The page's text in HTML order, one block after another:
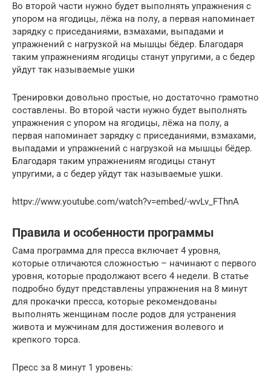
Во второй части нужно будет выполнять упражнения с
упором на ягодицы, лёжа на полу, а первая напоминает
зарядку с приседаниями, взмахами, выпадами и
упражнений с нагрузкой на мышцы бёдер. Благодаря
таким упражнениям ягодицы станут упругими, а с бедер
уйдут так называемые ушки
Тренировки довольно простые, но достаточно грамотно
составлены. Во второй части нужно будет выполнять
упражнения с упором на ягодицы, лёжа на полу, а
первая напоминает зарядку с приседаниями, взмахами,
выпадами и упражнений с нагрузкой на мышцы бёдер.
Благодаря таким упражнениям ягодицы станут
упругими, а с бедер уйдут так называемые ушки.
httpv://www.youtube.com/watch?v=embed/-wvLv_FThnA
Правила и особенности программы
Сама программа для пресса включает 4 уровня,
которые отличаются сложностью – начинают с первого
уровня, которые продолжают всего 4 недели. В статье
подробно будут представлены упражнения на 8 минут
для прокачки пресса, которые рекомендованы
выполнять женщинам после родов для устранения
живота и мужчинам для достижения волевого и
крепкого торса.
Пресс за 8 минут 1 уровень: